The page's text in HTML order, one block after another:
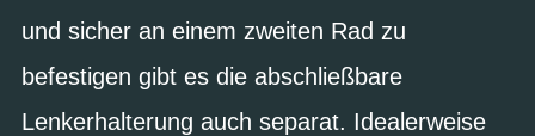
und sicher an einem zweiten Rad zu
befestigen gibt es die abschließbare
Lenkerhalterung auch separat. Idealerweise